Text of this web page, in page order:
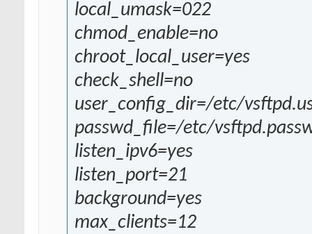
local_umask=022
chmod_enable=no
chroot_local_user=yes
check_shell=no
user_config_dir=/etc/
passwd_file=/etc/
listen_ipv6=yes
listen_port=21
background=yes
max_clients=12